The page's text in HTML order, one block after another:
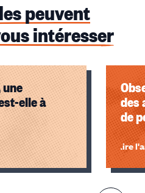
peuvent
intéresser
une
elle à
des
de
Lire